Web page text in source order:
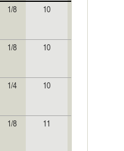
1/8 10
1/8 10
1/4 10
1/8 11